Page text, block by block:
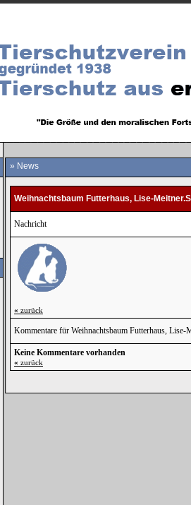
» News
Weihnachtsbaum Futterhaus, Lise-
Nachricht
« zurück
Kommentare für Weihnachtsbaum Futterhaus, Lise-
Keine Kommentare vorhanden
« zurück